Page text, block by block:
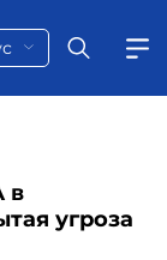
в
угроза